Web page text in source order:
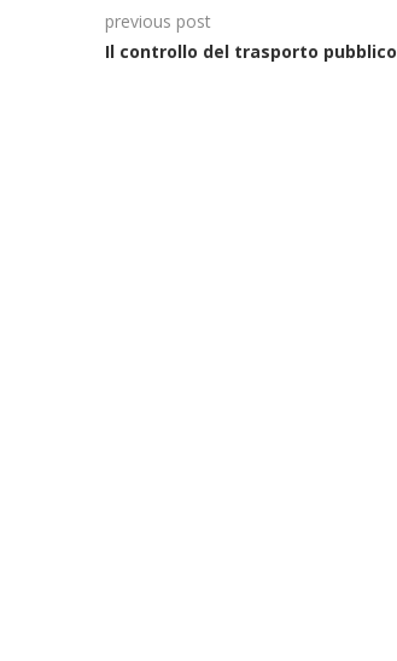
previous post
Il controllo del trasporto pubblico